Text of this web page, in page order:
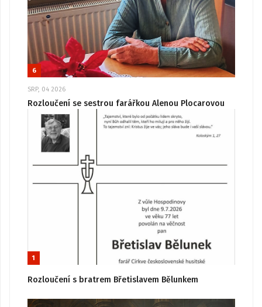
6
SRP, 04 2026
Rozloučení se sestrou farářkou Alenou Plocarovou
1
Rozloučení s bratrem Břetislavem Bělunkem